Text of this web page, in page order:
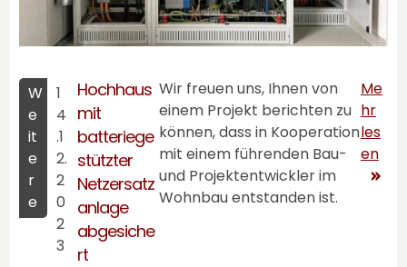
W
e
it
e
r
e
1
4
.1
2.
2
0
2
3
Hochhaus
mit
batteriege
stützter
Netzersatz
anlage
abgesiche
rt
Wir freuen uns, Ihnen von
einem Projekt berichten zu
können, dass in Kooperation
mit einem führenden Bau-
und Projektentwickler im
Wohnbau entstanden ist.
Me
hr
les
en